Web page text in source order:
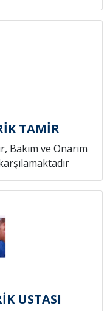
TAMİR
Bakım ve Onarım
USTASI